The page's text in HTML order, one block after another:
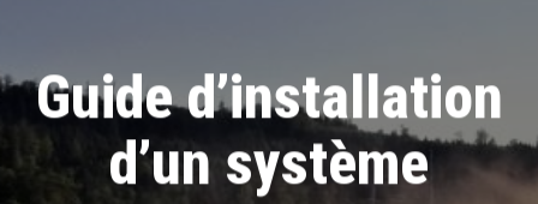
Guide d’installation
d’un système